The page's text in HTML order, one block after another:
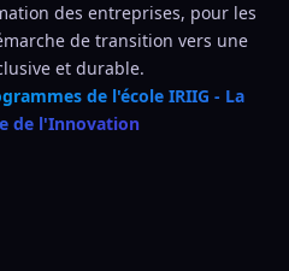
des entreprises, pour les
de transition vers une
et durable.
de l'école IRIIG - La
de l'Innovation